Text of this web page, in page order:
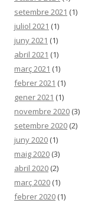
setembre 2021 (1)
juliol 2021 (1)
juny 2021 (1)
abril 2021 (1)
març 2021 (1)
febrer 2021 (1)
gener 2021 (1)
novembre 2020 (3)
setembre 2020 (2)
juny 2020 (1)
maig 2020 (3)
abril 2020 (2)
març 2020 (1)
febrer 2020 (1)